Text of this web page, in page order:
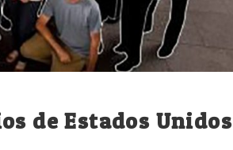
de Estados Unidos